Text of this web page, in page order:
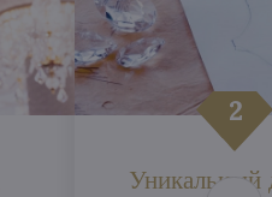
Уникальный